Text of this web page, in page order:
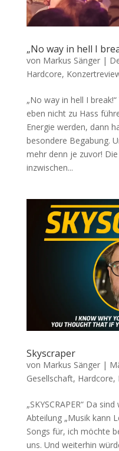
„No way in hell I
von Markus Sänger|
Hardcore,
„No way in hell I
eben nicht zu Hass
Energie werden, dann
besondere Begabung.
mehr denn je zuvor!
inzwischen...
Skyscraper
von Markus Sänger|
Gesellschaft, Hardcore,
„SKYSCRAPER“ Da
Abteilung „Musik kann
Songs für, ich möchte
uns. Und weiterhin